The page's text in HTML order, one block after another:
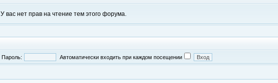
У вас нет прав на чтение тем этого форума.
Пароль: Автоматически входить при каждом посещении